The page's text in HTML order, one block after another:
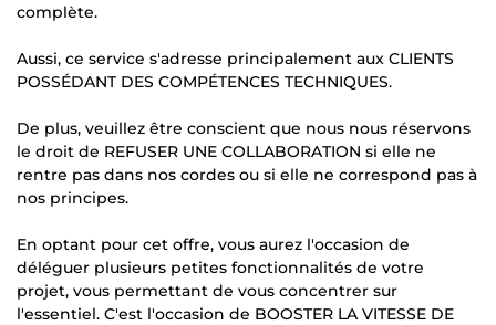
complète.
Aussi, ce service s'adresse principalement aux CLIENTS
POSSÉDANT DES COMPÉTENCES TECHNIQUES.
De plus, veuillez être conscient que nous nous réservons
le droit de REFUSER UNE COLLABORATION si elle ne
rentre pas dans nos cordes ou si elle ne correspond pas à
nos principes.
En optant pour cet offre, vous aurez l'occasion de
déléguer plusieurs petites fonctionnalités de votre
projet, vous permettant de vous concentrer sur
l'essentiel. C'est l'occasion de BOOSTER LA VITESSE DE